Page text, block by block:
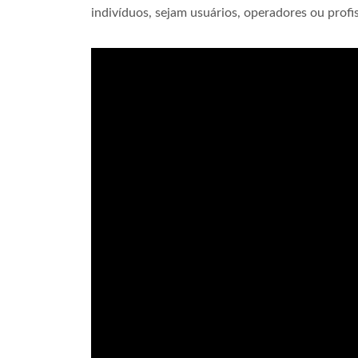
indivíduos, sejam usuários, operadores ou